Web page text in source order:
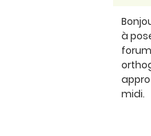
à
midi.